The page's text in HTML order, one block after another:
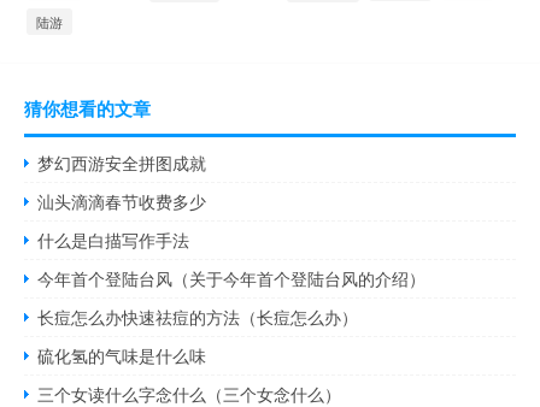
陆游
猜你想看的文章
梦幻西游安全拼图成就
汕头滴滴春节收费多少
什么是白描写作手法
今年首个登陆台风（关于今年首个登陆台风的介绍）
长痘怎么办快速祛痘的方法（长痘怎么办）
硫化氢的气味是什么味
三个女读什么字念什么（三个女念什么）